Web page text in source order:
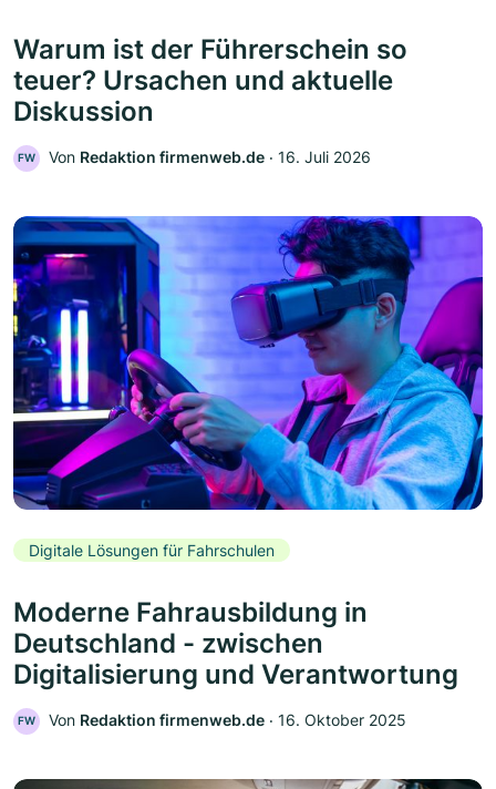
Warum ist der Führerschein so
teuer? Ursachen und aktuelle
Diskussion
FW Von Redaktion firmenweb.de ‧ 16. Juli 2026
Digitale Lösungen für Fahrschulen
Moderne Fahrausbildung in
Deutschland - zwischen
Digitalisierung und Verantwortung
FW Von Redaktion firmenweb.de ‧ 16. Oktober 2025